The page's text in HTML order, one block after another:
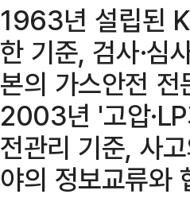
1963년 설립된
한 기준, 검사·심
본의 가스안전
2003년 '고압
전관리 기준, 사
야의 정보교류와